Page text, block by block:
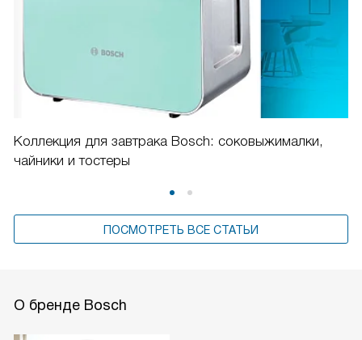
Коллекция для завтрака Bosch: соковыжималки,
чайники и тостеры
ПОСМОТРЕТЬ ВСЕ СТАТЬИ
О бренде Bosch